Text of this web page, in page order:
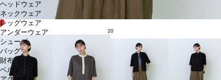
ヘッドウェア
ネックウェア
レッグウェア
アンダーウェア
シューズ
バッグ
財布
ベルト
20